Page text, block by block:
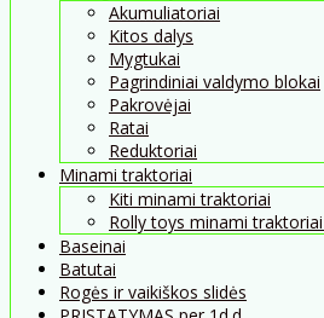
Akumuliatoriai
Kitos dalys
Mygtukai
Pagrindiniai valdymo blokai
Pakrovėjai
Ratai
Reduktoriai
Minami traktoriai
Kiti minami traktoriai
Rolly toys minami
Baseinai
Batutai
Rogės ir vaikiškos slidės